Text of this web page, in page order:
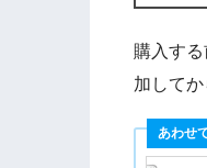
購入す
加して